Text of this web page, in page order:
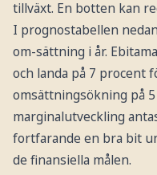
tillväxt. En botten kan
I prognostabellen nedan
om-sättning i år.
och landa på 7 procent
omsättningsökning på
marginalutveckling
fortfarande en bra bit
de finansiella målen.